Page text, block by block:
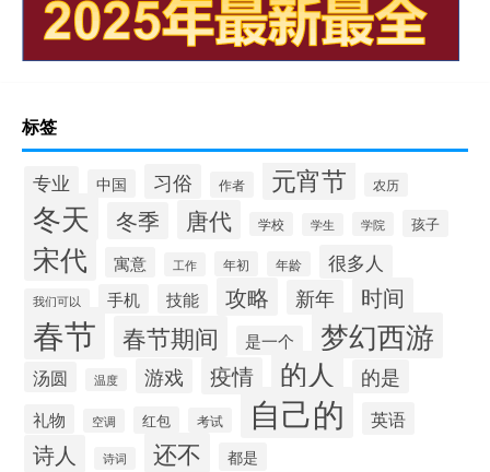
标签
专业 中国 习俗 作者 元宵节 农历
冬天 冬季 唐代 学校 学生 学院 孩子
宋代 寓意 工作 年初 年龄 很多人
我们可以 手机 技能 攻略 新年 时间
春节 春节期间 是一个 梦幻西游
汤圆 温度 游戏 疫情 的人 的是
礼物 空调 红包 考试 自己的 英语
诗人 诗词 还不 都是